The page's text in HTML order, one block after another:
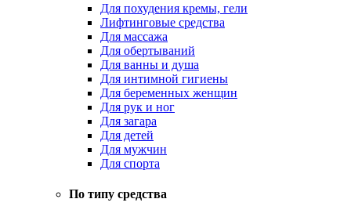
Для похудения кремы, гели
Лифтинговые средства
Для массажа
Для обертываний
Для ванны и душа
Для интимной гигиены
Для беременных женщин
Для рук и ног
Для загара
Для детей
Для мужчин
Для спорта
По типу средства